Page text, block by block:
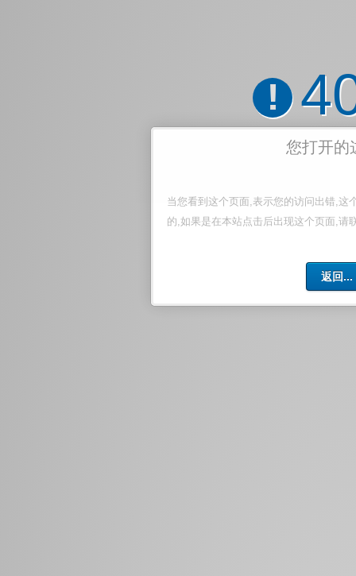
!
您打开的
当您看到这个页面,表示您的访问出错,这
的,如果是在本站点击后出现这个页面,请
返回...